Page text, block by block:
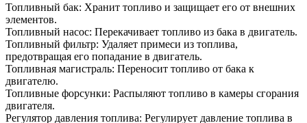
Топливный бак: Хранит топливо и защищает его от внешних
элементов.
Топливный насос: Перекачивает топливо из бака в двигатель.
Топливный фильтр: Удаляет примеси из топлива,
предотвращая его попадание в двигатель.
Топливная магистраль: Переносит топливо от бака к
двигателю.
Топливные форсунки: Распыляют топливо в камеры сгорания
двигателя.
Регулятор давления топлива: Регулирует давление топлива в